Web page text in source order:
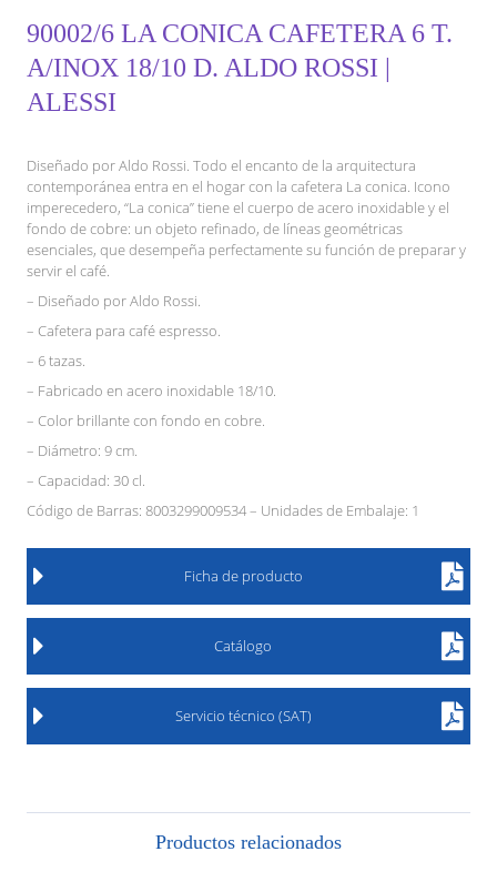
90002/6 LA CONICA CAFETERA 6 T.
A/INOX 18/10 D. ALDO ROSSI |
ALESSI
Diseñado por Aldo Rossi. Todo el encanto de la arquitectura
contemporánea entra en el hogar con la cafetera La conica. Icono
imperecedero, “La conica” tiene el cuerpo de acero inoxidable y el
fondo de cobre: un objeto refinado, de líneas geométricas
esenciales, que desempeña perfectamente su función de preparar y
servir el café.
– Diseñado por Aldo Rossi.
– Cafetera para café espresso.
– 6 tazas.
– Fabricado en acero inoxidable 18/10.
– Color brillante con fondo en cobre.
– Diámetro: 9 cm.
– Capacidad: 30 cl.
Código de Barras: 8003299009534 – Unidades de Embalaje: 1
Ficha de producto
Catálogo
Servicio técnico (SAT)
Productos relacionados